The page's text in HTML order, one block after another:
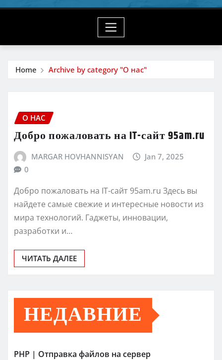
Home Archive by category "О нас"
О НАС
Добро пожаловать на IT-сайт 95am.ru
MARGAR HOVHANNISYAN
Jan 7, 2025
0
Добро пожаловать на IT-сайт 95am.ru Здесь вы
найдете самые свежие и интересные новости из
мира технологий. Гаджеты, инновации,
разработки и…
ЧИТАТЬ ДАЛЕЕ
НЕДАВНИЕ
PHP | Отправка файлов на сервер